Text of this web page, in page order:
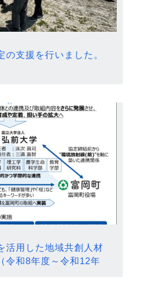
支援を行いました。
活用した地域共創人材
令和8年度～令和12年